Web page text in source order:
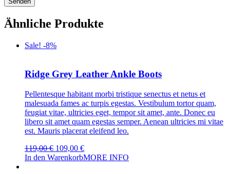
Ähnliche Produkte
Sale! -8%
Ridge Grey Leather Ankle Boots
Pellentesque habitant morbi tristique senectus et netus et
malesuada fames ac turpis egestas. Vestibulum tortor quam,
feugiat vitae, ultricies eget, tempor sit amet, ante. Donec eu
libero sit amet quam egestas semper. Aenean ultricies mi vitae
est. Mauris placerat eleifend leo.
119,00€ Ursprünglicher
Preis
109,00 €Aktueller
Preis
In den WarenkorbMORE INFO